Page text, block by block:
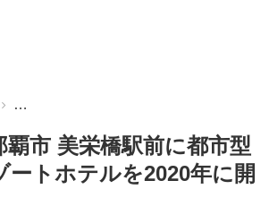
沖縄UDS、那覇市 美栄橋駅前に都市型アーバン
覇市 美栄橋駅前に都市型
ートホテルを2020年に開